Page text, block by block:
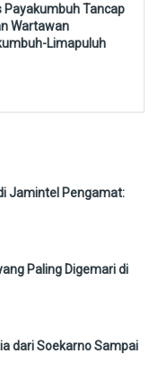
Payakumbuh Tancap
Wartawan
Limapuluh
Jamintel Pengamat:
Paling Digemari di
dari Soekarno Sampai